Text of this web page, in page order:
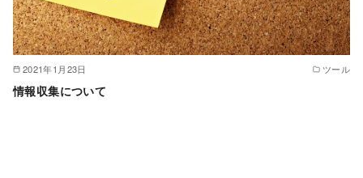
2021年1月23日 ツール
情報収集について